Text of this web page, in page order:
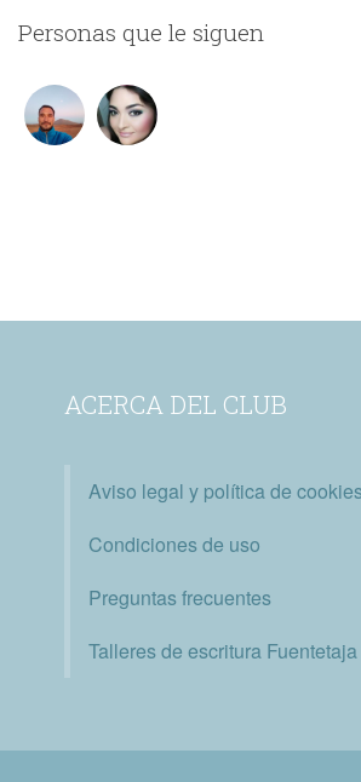
Personas que le siguen
ACERCA DEL CLUB
Aviso legal y política de
Condiciones de uso
Preguntas frecuentes
Talleres de escritura Fuentetaja